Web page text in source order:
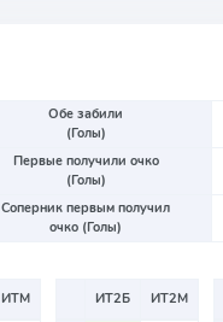
Обе забили
(Голы)
Первые получили очко
(Голы)
Соперник первым получил
очко (Голы)
ИТМ
ИТ2Б
ИТ2М